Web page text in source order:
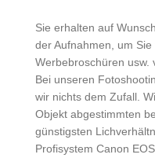
Sie erhalten auf
der Aufnahmen, um Sie
Werbebroschüren usw.
Bei unseren
wir nichts dem Zufall.
Objekt abgestimmten
günstigsten
Profisystem Canon